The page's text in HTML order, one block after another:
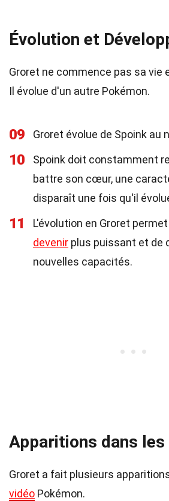
Évolution et
Groret ne commence pas sa vie
Il évolue d'un autre Pokémon.
09 Groret évolue de Spoink au
10
Spoink doit constamment
battre son cœur, une
disparaît une fois qu'il
11
L'évolution en Groret
devenir plus puissant et de
nouvelles capacités.
Apparitions dans les
Groret a fait plusieurs
vidéo Pokémon.